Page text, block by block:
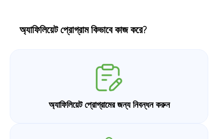
অ্যাফিলিয়েট প্রোগ্রাম কিভাবে কাজ করে?
অ্যাফিলিয়েট প্রোগ্রামের জন্য নিবন্ধন করুন